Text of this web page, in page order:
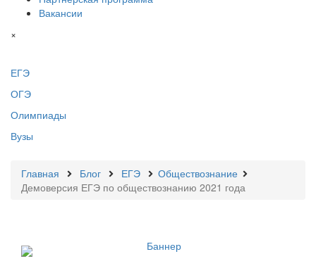
Вакансии
×
ЕГЭ
ОГЭ
Олимпиады
Вузы
Главная Блог ЕГЭ
Обществознание
Демоверсия ЕГЭ по обществознанию 2021 года